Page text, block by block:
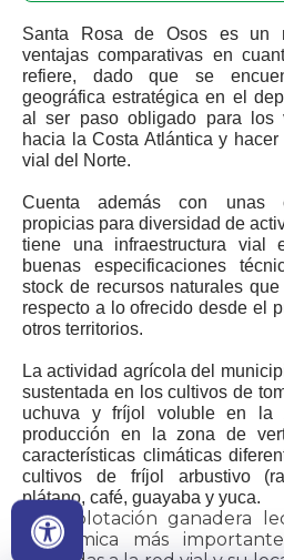
Santa Rosa de Osos es un
ventajas comparativas en
refiere, dado que se
geográfica estratégica en el
al ser paso obligado para los
hacia la Costa Atlántica y
vial del Norte.
​Cuenta además con ​unas
propicias para diversidad de
tiene una infraestructura vial
buenas especificaciones
stock de recursos naturales
respecto a lo ofrecido desde el
otros territorios.
La actividad agrícola del
sustentada en los cultivos de
uchuva y fríjol voluble en la
producción en la zona de
características climáticas
cultivos de fríjol arbustivo
plátano, ​café, guayaba y yuca.
La explotación ganadera
económica más